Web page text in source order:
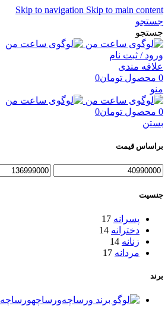
Skip to navigation Skip to main content
جستجو
جستجو
ورود / ثبت نام
علاقه مندی
0 محصول تومان0
منو
0 محصول تومان0
بستن
براساس قیمت
حداقل
حداكثر
جنسیت
پسرانه 17
دخترانه 14
زنانه 14
مردانه 17
برند
ورساچهورساچه